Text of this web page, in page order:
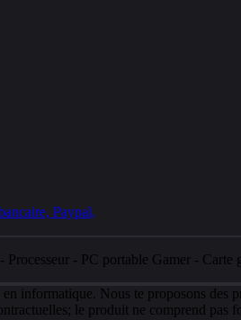
- Processeur - PC portable Gamer - Carte
informatique. Nous te proposons des
le produit ne comprend pas